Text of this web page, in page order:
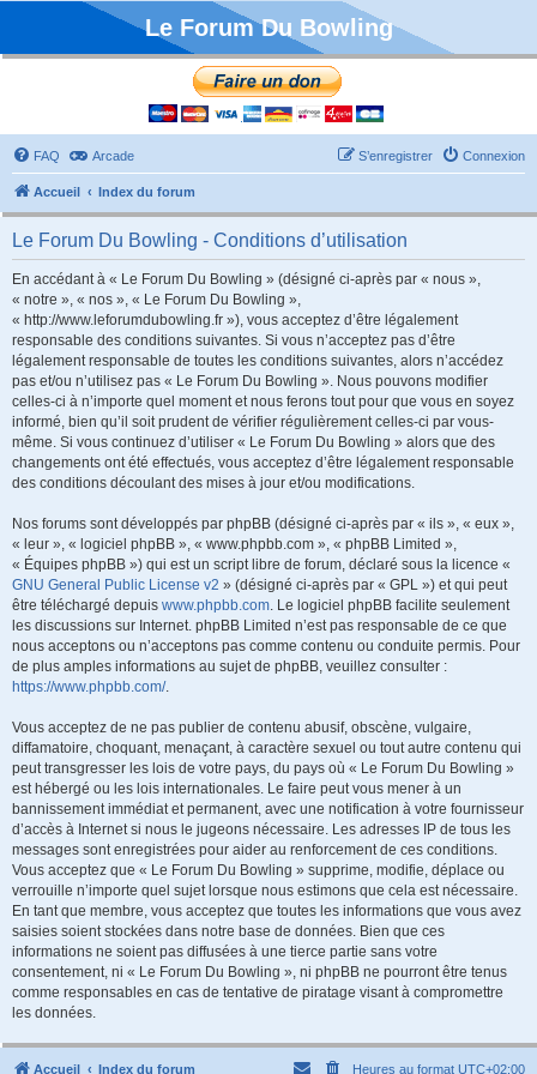
Le Forum Du Bowling
FAQ Arcade Connexion
S’enregistrer
Accueil Index du forum
Le Forum Du Bowling - Conditions d’utilisation
En accédant à « Le Forum Du Bowling » (désigné ci-après par « nous »,
« notre », « nos », « Le Forum Du Bowling »,
« http://www.leforumdubowling.fr »), vous acceptez d’être légalement
responsable des conditions suivantes. Si vous n’acceptez pas d’être
légalement responsable de toutes les conditions suivantes, alors n’accédez
pas et/ou n’utilisez pas « Le Forum Du Bowling ». Nous pouvons modifier
celles-ci à n’importe quel moment et nous ferons tout pour que vous en soyez
informé, bien qu’il soit prudent de vérifier régulièrement celles-ci par vous-
même. Si vous continuez d’utiliser « Le Forum Du Bowling » alors que des
changements ont été effectués, vous acceptez d’être légalement responsable
des conditions découlant des mises à jour et/ou modifications.
Nos forums sont développés par phpBB (désigné ci-après par « ils », « eux »,
« leur », « logiciel phpBB », « www.phpbb.com », « phpBB Limited »,
« Équipes phpBB ») qui est un script libre de forum, déclaré sous la licence «
GNU General Public License v2 » (désigné ci-après par « GPL ») et qui peut
être téléchargé depuis www.phpbb.com. Le logiciel phpBB facilite seulement
les discussions sur Internet. phpBB Limited n’est pas responsable de ce que
nous acceptons ou n’acceptons pas comme contenu ou conduite permis. Pour
de plus amples informations au sujet de phpBB, veuillez consulter :
https://www.phpbb.com/.
Vous acceptez de ne pas publier de contenu abusif, obscène, vulgaire,
diffamatoire, choquant, menaçant, à caractère sexuel ou tout autre contenu qui
peut transgresser les lois de votre pays, du pays où « Le Forum Du Bowling »
est hébergé ou les lois internationales. Le faire peut vous mener à un
bannissement immédiat et permanent, avec une notification à votre fournisseur
d’accès à Internet si nous le jugeons nécessaire. Les adresses IP de tous les
messages sont enregistrées pour aider au renforcement de ces conditions.
Vous acceptez que « Le Forum Du Bowling » supprime, modifie, déplace ou
verrouille n’importe quel sujet lorsque nous estimons que cela est nécessaire.
En tant que membre, vous acceptez que toutes les informations que vous avez
saisies soient stockées dans notre base de données. Bien que ces
informations ne soient pas diffusées à une tierce partie sans votre
consentement, ni « Le Forum Du Bowling », ni phpBB ne pourront être tenus
comme responsables en cas de tentative de piratage visant à compromettre
les données.
Accueil Index du forum Heures au format UTC+02:00